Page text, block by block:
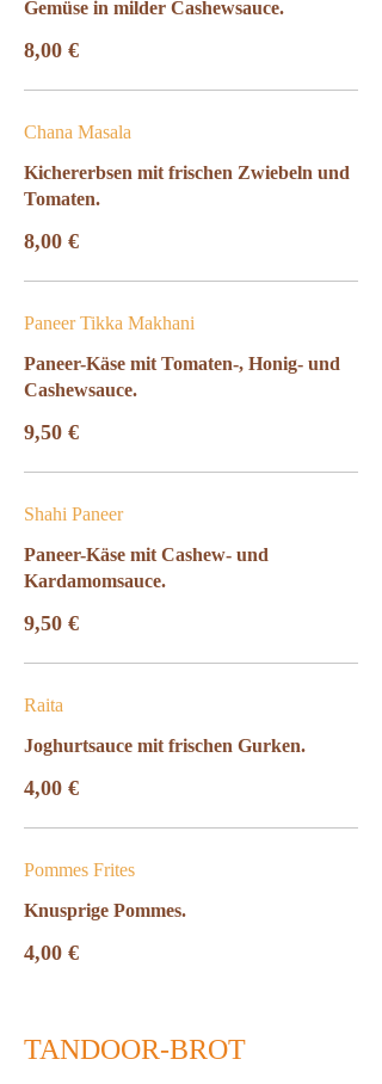
Gemüse in milder Cashewsauce.
8,00 €
Chana Masala
Kichererbsen mit frischen Zwiebeln und
Tomaten.
8,00 €
Paneer Tikka Makhani
Paneer-Käse mit Tomaten-, Honig- und
Cashewsauce.
9,50 €
Shahi Paneer
Paneer-Käse mit Cashew- und
Kardamomsauce.
9,50 €
Raita
Joghurtsauce mit frischen Gurken.
4,00 €
Pommes Frites
Knusprige Pommes.
4,00 €
TANDOOR-BROT